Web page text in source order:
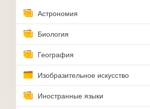
Астрономия
Биология
География
Изобразительное искусство
Иностранные языки